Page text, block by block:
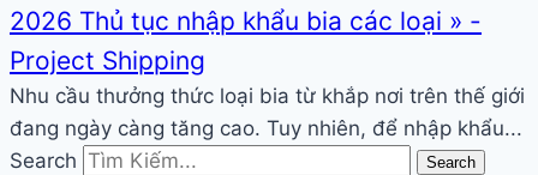
2026 Thủ tục nhập khẩu bia các loại » -
Project Shipping
Nhu cầu thưởng thức loại bia từ khắp nơi trên thế giới
đang ngày càng tăng cao. Tuy nhiên, để nhập khẩu...
Search
Search